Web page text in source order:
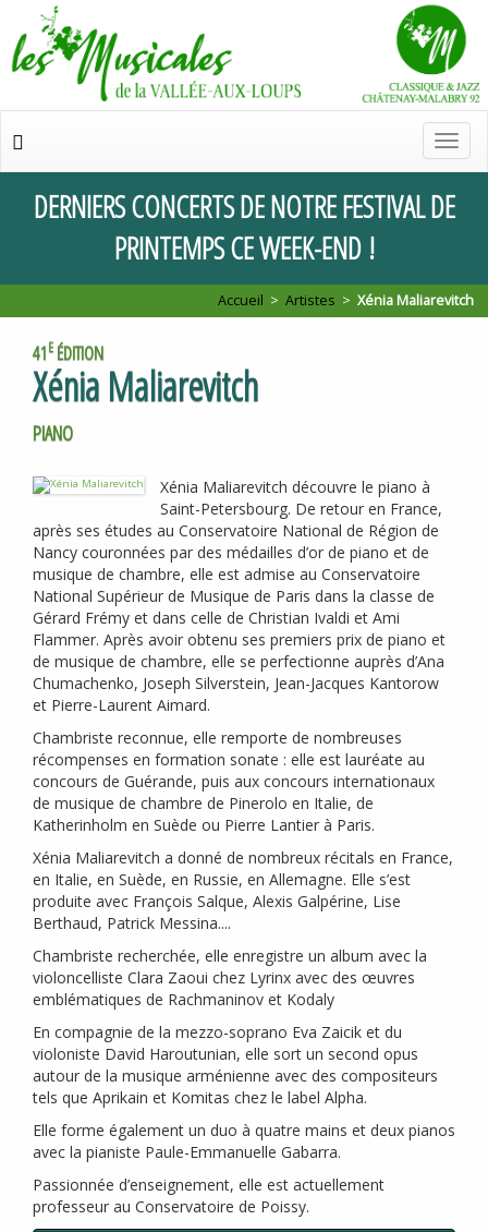
de
DERNIERSCONCERTSDENOTREFESTIVALDE
PRINTEMPSCEWEEK-END !
Accueil >Artistes >Xénia Maliarevitch
41E ÉDITION
Xénia Maliarevitch
PIANO
Xénia Maliarevitch découvre le piano à
Saint-Petersbourg. De retour en France,
après ses études au Conservatoire National de Région de
Nancy couronnées par des médailles d’or de piano et de
musique de chambre, elle est admise au Conservatoire
National Supérieur de Musique de Paris dans la classe de
Gérard Frémy et dans celle de Christian Ivaldi et Ami
Flammer. Après avoir obtenu ses premiers prix de piano et
de musique de chambre, elle se perfectionne auprès d’Ana
Chumachenko, Joseph Silverstein, Jean-Jacques Kantorow
et Pierre-Laurent Aimard.
Chambriste reconnue, elle remporte de nombreuses
récompenses en formation sonate : elle est lauréate au
concours de Guérande, puis aux concours internationaux
de musique de chambre de Pinerolo en Italie, de
Katherinholm en Suède ou Pierre Lantier à Paris.
Xénia Maliarevitch a donné de nombreux récitals en France,
en Italie, en Suède, en Russie, en Allemagne. Elle s’est
produite avec François Salque, Alexis Galpérine, Lise
Berthaud, Patrick Messina....
Chambriste recherchée, elle enregistre un album avec la
violoncelliste Clara Zaoui chez Lyrinx avec des œuvres
emblématiques de Rachmaninov et Kodaly
En compagnie de la mezzo-soprano Eva Zaicik et du
violoniste David Haroutunian, elle sort un second opus
autour de la musique arménienne avec des compositeurs
tels que Aprikain et Komitas chez le label Alpha.
Elle forme également un duo à quatre mains et deux pianos
avec la pianiste Paule-Emmanuelle Gabarra.
Passionnée d’enseignement, elle est actuellement
professeur au Conservatoire de Poissy.